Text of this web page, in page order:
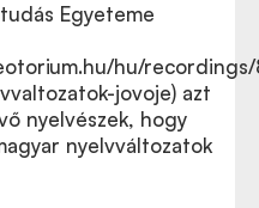
Egyeteme
hu/
jovoje) azt
nyelvészek, hogy
nyelvváltozatok